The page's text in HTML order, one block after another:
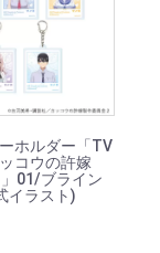
ホルダー「TV
コウの許嫁
01/ブライン
イラスト)